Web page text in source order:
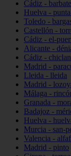
Cádiz - barbate
Huelva -
Toledo -
Castellón -
Cádiz - el-
Alicante -
Cádiz -
Madrid -
Lleida - lleida
Madrid -
Málaga -
Granada -
Badajoz -
Huelva -
Murcia - san-
Valencia -
Madrid - pinto